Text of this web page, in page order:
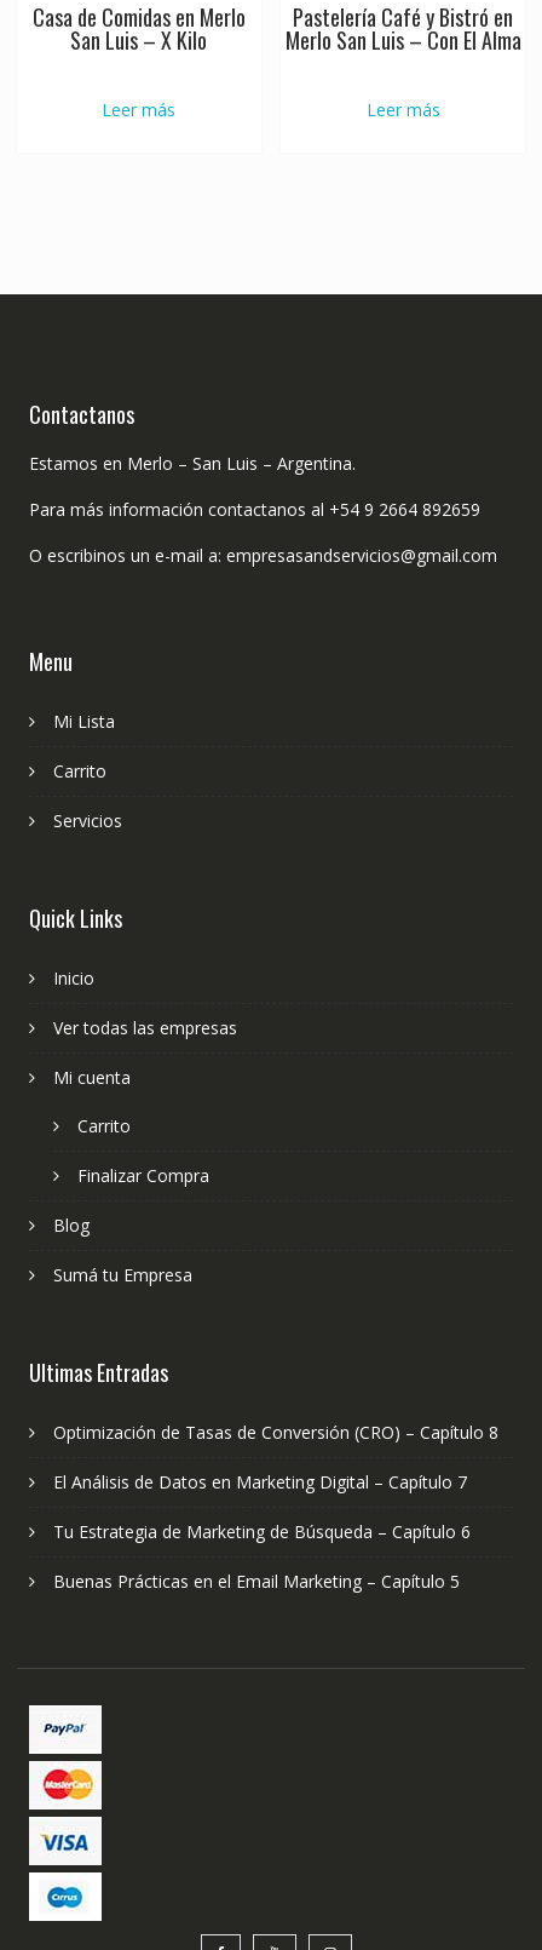
Casa de Comidas en Merlo
San Luis – X Kilo
Leer más
Pastelería Café y Bistró en
Merlo San Luis – Con El Alma
Leer más
Contactanos
Estamos en Merlo – San Luis – Argentina.
Para más información contactanos al +54 9 2664 892659
O escribinos un e-mail a: empresasandservicios@gmail.com
Menu
Mi Lista
Carrito
Servicios
Quick Links
Inicio
Ver todas las empresas
Mi cuenta
Carrito
Finalizar Compra
Blog
Sumá tu Empresa
Ultimas Entradas
Optimización de Tasas de Conversión (CRO) – Capítulo 8
El Análisis de Datos en Marketing Digital – Capítulo 7
Tu Estrategia de Marketing de Búsqueda – Capítulo 6
Buenas Prácticas en el Email Marketing – Capítulo 5